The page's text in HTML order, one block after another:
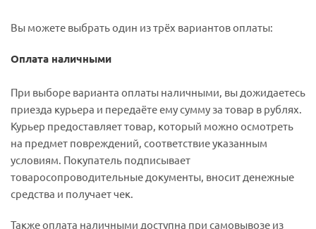
Вы можете выбрать один из трёх вариантов оплаты:
Оплата наличными
При выборе варианта оплаты наличными, вы дожидаетесь
приезда курьера и передаёте ему сумму за товар в рублях.
Курьер предоставляет товар, который можно осмотреть
на предмет повреждений, соответствие указанным
условиям. Покупатель подписывает
товаросопроводительные документы, вносит денежные
средства и получает чек.
Также оплата наличными доступна при самовывозе из